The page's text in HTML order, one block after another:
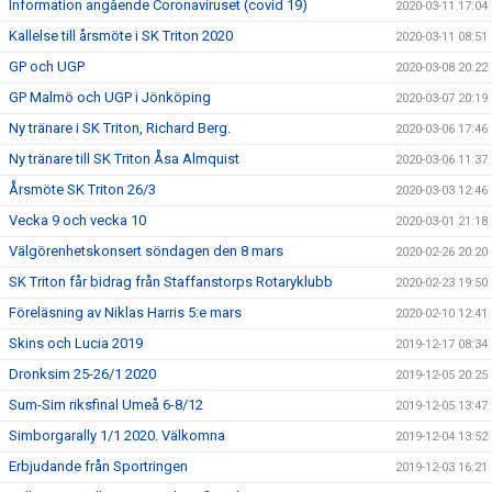
Information angående Coronaviruset (covid 19) 2020-03-11 17:04
Kallelse till årsmöte i SK Triton 2020 2020-03-11 08:51
GP och UGP 2020-03-08 20:22
GP Malmö och UGP i Jönköping 2020-03-07 20:19
Ny tränare i SK Triton, Richard Berg. 2020-03-06 17:46
Ny tränare till SK Triton Åsa Almquist 2020-03-06 11:37
Årsmöte SK Triton 26/3 2020-03-03 12:46
Vecka 9 och vecka 10 2020-03-01 21:18
Välgörenhetskonsert söndagen den 8 mars 2020-02-26 20:20
SK Triton får bidrag från Staffanstorps Rotaryklubb 2020-02-23 19:50
Föreläsning av Niklas Harris 5:e mars 2020-02-10 12:41
Skins och Lucia 2019 2019-12-17 08:34
Dronksim 25-26/1 2020 2019-12-05 20:25
Sum-Sim riksfinal Umeå 6-8/12 2019-12-05 13:47
Simborgarally 1/1 2020. Välkomna 2019-12-04 13:52
Erbjudande från Sportringen 2019-12-03 16:21